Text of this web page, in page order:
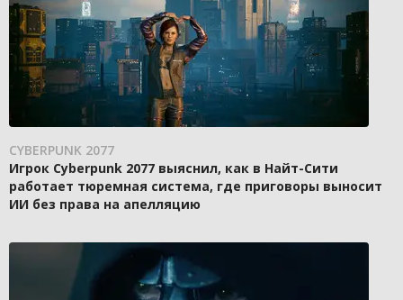
CYBERPUNK 2077
Игрок Cyberpunk 2077 выяснил, как в Найт-Сити
работает тюремная система, где приговоры выносит
ИИ без права на апелляцию